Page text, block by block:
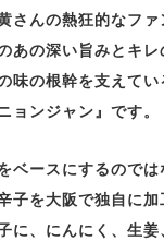
さんの熱狂的なフ
あの深い旨みとキ
味の根幹を支えて
ョンジャン』です。
ベースにするのでは
子を大阪で独自に加
に、にんにく、生